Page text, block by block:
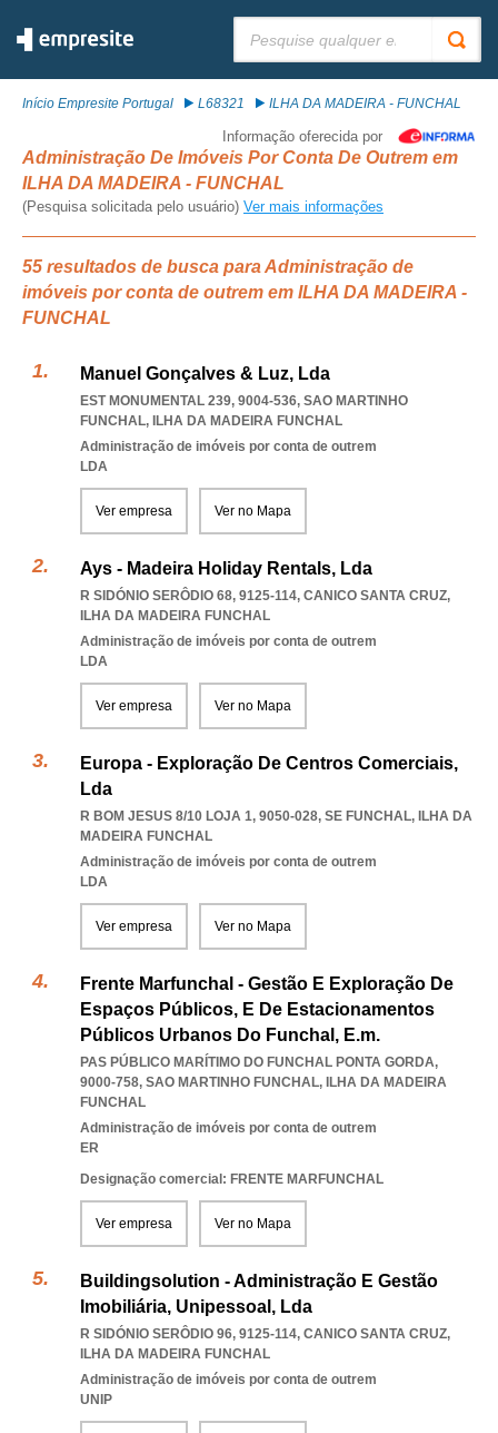
Início Empresite Portugal L68321 ILHA DA MADEIRA - FUNCHAL
Informação oferecida por
Administração De Imóveis Por Conta De Outrem em
ILHA DA MADEIRA - FUNCHAL
(Pesquisa solicitada pelo usuário) Ver mais informações
55 resultados de busca para Administração de
imóveis por conta de outrem em ILHA DA MADEIRA -
FUNCHAL
Manuel Gonçalves & Luz, Lda
EST MONUMENTAL 239, 9004-536, SAO MARTINHO
FUNCHAL, ILHA DA MADEIRA FUNCHAL
Administração de imóveis por conta de outrem
LDA
Ver empresa Ver no Mapa
Ays - Madeira Holiday Rentals, Lda
R SIDÓNIO SERÔDIO 68, 9125-114, CANICO SANTA CRUZ,
ILHA DA MADEIRA FUNCHAL
Administração de imóveis por conta de outrem
LDA
Ver empresa Ver no Mapa
Europa - Exploração De Centros Comerciais,
Lda
R BOM JESUS 8/10 LOJA 1, 9050-028, SE FUNCHAL, ILHA DA
MADEIRA FUNCHAL
Administração de imóveis por conta de outrem
LDA
Ver empresa Ver no Mapa
Frente Marfunchal - Gestão E Exploração De
Espaços Públicos, E De Estacionamentos
Públicos Urbanos Do Funchal, E.m.
PAS PÚBLICO MARÍTIMO DO FUNCHAL PONTA GORDA,
9000-758, SAO MARTINHO FUNCHAL, ILHA DA MADEIRA
FUNCHAL
Administração de imóveis por conta de outrem
ER
Designação comercial: FRENTE MARFUNCHAL
Ver empresa Ver no Mapa
Buildingsolution - Administração E Gestão
Imobiliária, Unipessoal, Lda
R SIDÓNIO SERÔDIO 96, 9125-114, CANICO SANTA CRUZ,
ILHA DA MADEIRA FUNCHAL
Administração de imóveis por conta de outrem
UNIP